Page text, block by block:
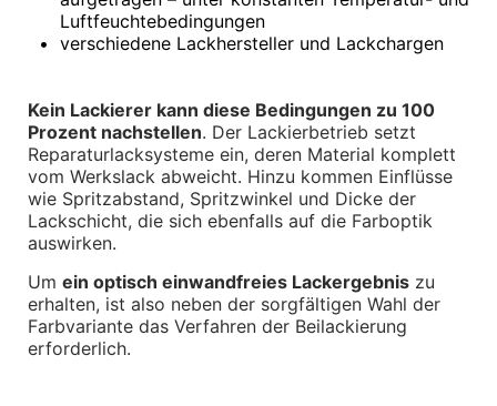
Interieur
Navigation Update
Kommunikation & Information
Räderzubehör
Felgen
Reifen
Sicherheit
BMW X7 Zubehör
M Performance
Transport & Gepäck
Exterieur
Interieur
Navigation Update
Kommunikation & Information
Winterkompletträder
Luftfeuchtebedingungen
• verschiedene Lackhersteller und Lackchargen
Kein Lackierer kann diese Bedingungen zu 100
Prozent nachstellen. Der Lackierbetrieb setzt
Reparaturlacksysteme ein, deren Material komplett
vom Werkslack abweicht. Hinzu kommen Einflüsse
wie Spritzabstand, Spritzwinkel und Dicke der
Lackschicht, die sich ebenfalls auf die Farboptik
auswirken.
Um ein optisch einwandfreies Lackergebnis zu
erhalten, ist also neben der sorgfältigen Wahl der
Farbvariante das Verfahren der Beilackierung
erforderlich.